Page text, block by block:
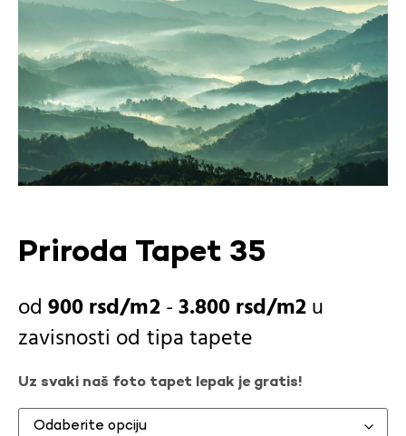
Priroda Tapet 35
900rsd -3.800rsd
u
zavisnosti od tipa tapete
Uz svaki naš foto tapet lepak je gratis!